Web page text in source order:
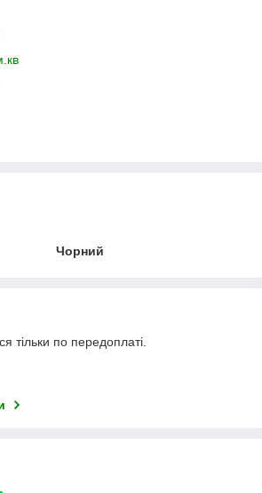
Чорний
тільки по передоплаті.